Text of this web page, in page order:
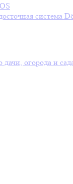
система
дачи, огорода и